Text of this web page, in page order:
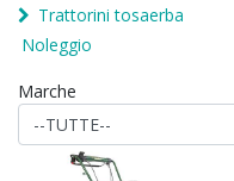
Trattorini tosaerba
Noleggio
Marche